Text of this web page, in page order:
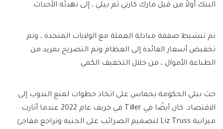
البنك أولاً من قبل مارك كارني ثم بيلي ، إلى تهدئة الأحداث.
تم تنشيط صفقة مبادلة العملة مع الولايات المتحدة ، وتم
تخفيض أسعار الفائدة إلى العظام وتم التصريح بمزيد من
الطباعة الأموال ، من خلال التخفيف الكمي.
حث بيلي الحكومة بحماس على اتخاذ خطوات لمنع الندوب إلى
الاقتصاد. كان أيضًا في Tiller في خريف عام 2022 عندما أثارت
ميزانية Liz Truss لتصميم الضرائب على الجنيه وتراجع مفاجئ